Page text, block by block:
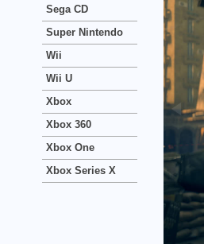
Sega CD
Super Nintendo
Wii
Wii U
Xbox
Xbox 360
Xbox One
Xbox Series X